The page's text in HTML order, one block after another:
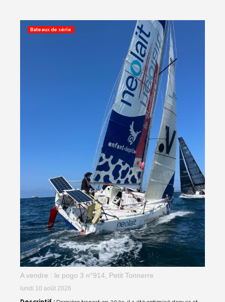
A vendre : le pogo 3 n°914, Petit Tonnerre
lundi 10 août 2026
Bateaux de série